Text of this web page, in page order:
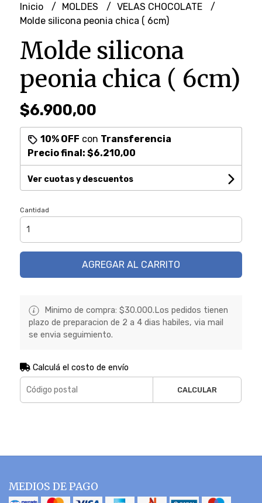
Inicio MOLDES
VELAS CHOCOLATE
Molde silicona peonia chica ( 6cm)
Molde silicona
peonia chica ( 6cm)
$6.900,00
10% OFF con Transferencia
Precio final: $6.210,00
Ver cuotas y descuentos
Cantidad
AGREGAR AL CARRITO
Minimo de compra: $30.000.Los pedidos tienen
plazo de preparacion de 2 a 4 dias habiles, via mail
se envia seguimiento.
Calculá el costo de envío
CALCULAR
MEDIOS DE PAGO